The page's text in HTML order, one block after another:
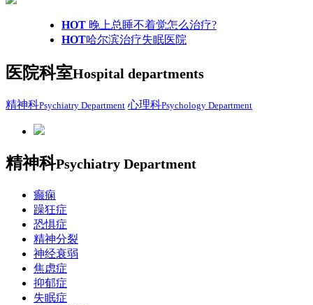
HOT 晚上总睡不着觉怎么治疗?
HOT哈尔滨治疗失眠医院
医院科室Hospital departments
精神科Psychiatry Department 心理科Psychology Department
精神科Psychiatry Department
癫痫
躁狂症
恐惧症
精神分裂
神经衰弱
焦虑症
抑郁症
失眠症